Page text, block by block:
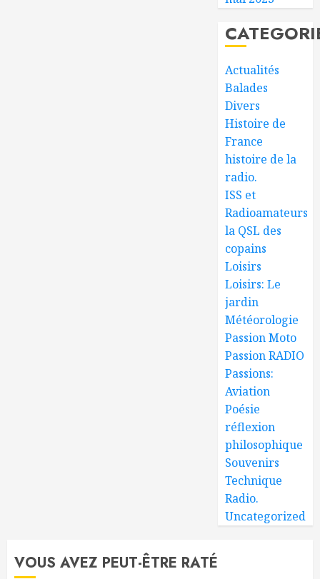
Actualités
Balades
Divers
Histoire de
France
histoire de la
radio.
ISS et
Radioamateurs
la QSL des
copains
Loisirs
Loisirs: Le
jardin
Météorologie
Passion Moto
Passion RADIO
Passions:
Aviation
Poésie
réflexion
philosophique
Souvenirs
Technique
Radio.
Uncategorized
VOUS AVEZ PEUT-ÊTRE RATÉ